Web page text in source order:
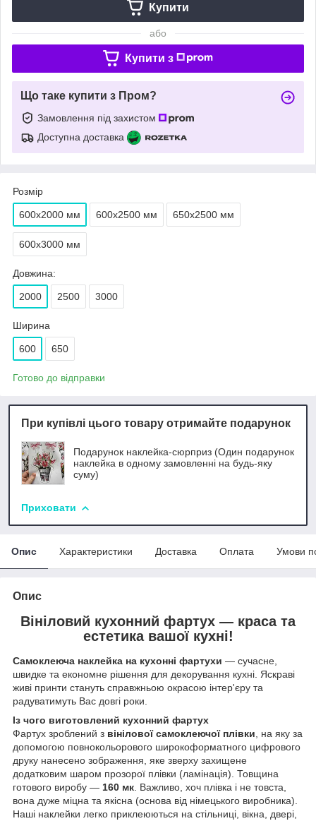
Купити
або
Купити з
Що таке купити з Пром?
Замовлення під захистом
Доступна доставка
Розмір
600х2000 мм 600х2500 мм 650х2500 мм
600х3000 мм
Довжина:
2000 2500 3000
Ширина
600 650
Готово до відправки
При купівлі цього товару отримайте подарунок
Подарунок наклейка-сюрприз (Один подарунок
наклейка в одному замовленні на будь-яку
суму)
Приховати
Опис Характеристики Доставка Оплата Умови
Опис
Вініловий кухонний фартух — краса та
естетика вашої кухні!
Самоклеюча наклейка на кухонні фартухи — сучасне,
швидке та економне рішення для декорування кухні. Яскраві
живі принти стануть справжньою окрасою інтер'єру та
радуватимуть Вас довгі роки.
Із чого виготовлений кухонний фартух
Фартух зроблений з вінілової самоклеючої плівки, на яку за
допомогою повнокольорового широкоформатного цифрового
друку нанесено зображення, яке зверху захищене
додатковим шаром прозорої плівки (ламінація). Товщина
готового виробу — 160 мк. Важливо, хоч плівка і не товста,
вона дуже міцна та якісна (основа від німецького виробника).
Наші наклейки легко приклеюються на стільниці, вікна, двері,